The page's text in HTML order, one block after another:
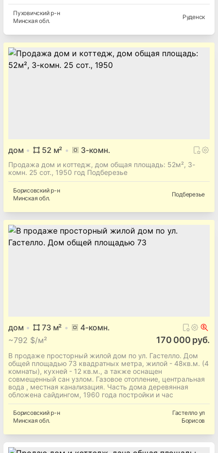
Пуховичскийр-н
Минская обл.
Руденск
дом 52 м² 3-комн.
Продажа дом и коттедж, дом общая площадь: 52м², 3-
комн. 25 сот., 1950 год Подберезье
Борисовскийр-н
Минская обл.
Подберезье
дом 73м² 4-комн.
~792 $/м² 170 000 руб.
В продаже просторный жилой дом по ул. Гастелло. Дом
общей площадью 73 квадратных метра, жилой - 48кв.м. (4
комнаты), кухней - 12 кв.м., а также оснащен
совмещенный сан узлом. Газовое отопление, центральная
вода , местная канализация. Часть дома деревянная
обложена сайдингом, 1960 года постройки и час
Борисовскийр-н
Минская обл.
Гастелло ул
Борисов